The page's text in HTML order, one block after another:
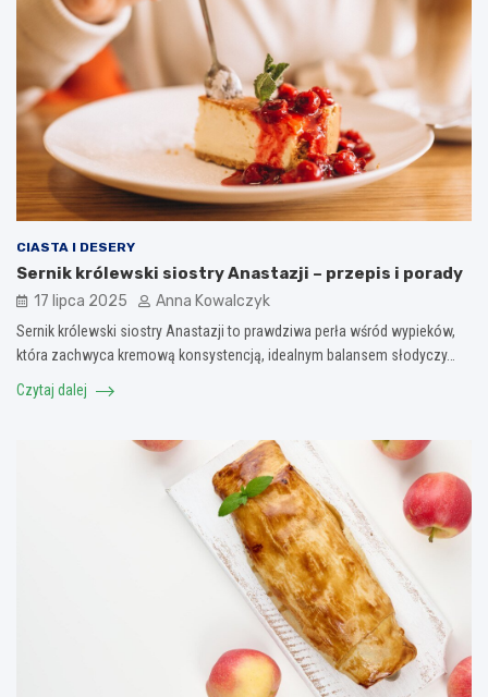
CIASTA I DESERY
Sernik królewski siostry Anastazji – przepis i porady
17 lipca 2025 Anna Kowalczyk
Sernik królewski siostry Anastazji to prawdziwa perła wśród wypieków,
która zachwyca kremową konsystencją, idealnym balansem słodyczy…
Czytaj dalej